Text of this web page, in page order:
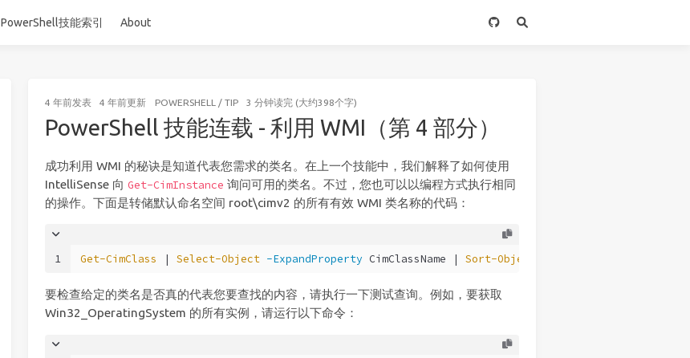
PowerShell技能索引 About
4 年前发表 4 年前更新 POWERSHELL / TIP 3 分钟读完 (大约398个字)
PowerShell 技能连载 - 利用 WMI（第 4 部分）
成功利用 WMI 的秘诀是知道代表您需求的类名。在上一个技能中，我们解释了如何使用
IntelliSense 向 Get-CimInstance 询问可用的类名。不过，您也可以以编程方式执行相同
的操作。下面是转储默认命名空间 root\cimv2 的所有有效 WMI 类名称的代码：
1 Get-CimClass | Select-Object -ExpandProperty CimClassName | Sort-Object
要检查给定的类名是否真的代表您要查找的内容，请执行一下测试查询。例如，要获取
Win32_OperatingSystem 的所有实例，请运行以下命令：